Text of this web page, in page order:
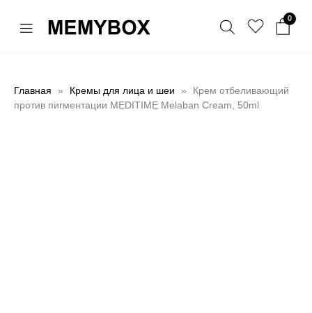
Главная Кремы для лица и шеи
Крем отбеливающий
против пигментации MEDITIME Melaban Cream, 50ml